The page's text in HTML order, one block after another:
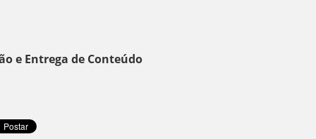
e Entrega de Conteúdo